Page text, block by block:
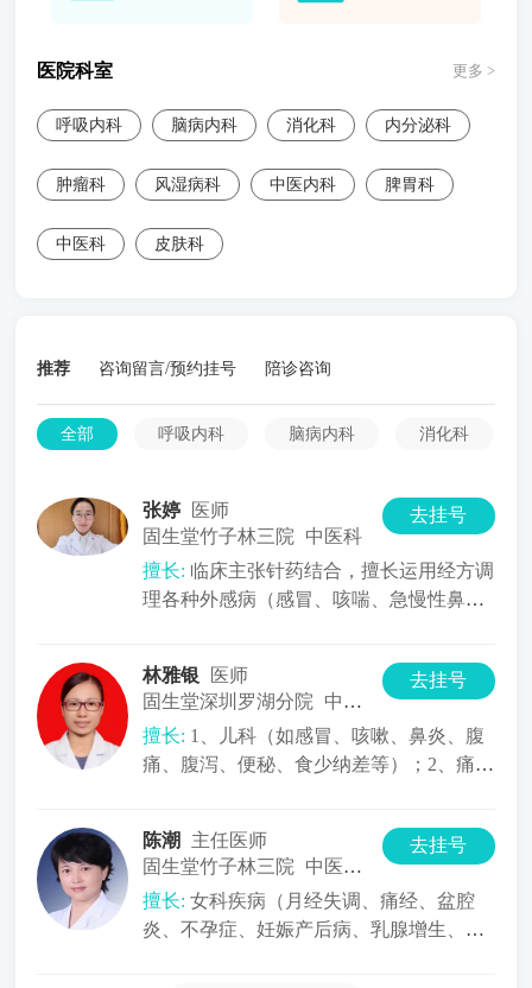
医院科室 更多 >
呼吸内科 脑病内科 消化科 内分泌科
肿瘤科 风湿病科 中医内科 脾胃科
中医科 皮肤科
推荐 咨询留言/预约挂号 陪诊咨询
全部 呼吸内科 脑病内科 消化科
张婷
医师
固生堂竹子林三院
中医科
去挂号
擅长: 临床主张针药结合，擅长运用经方调
理各种外感病（感冒、咳喘、急慢性鼻
林雅银
医师
固生堂深圳罗湖分院
中医内科
去挂号
擅长: 1、儿科（如感冒、咳嗽、鼻炎、腹
痛、腹泻、便秘、食少纳差等）；2、痛证
陈潮
主任医师
固生堂竹子林三院
中医内科
去挂号
擅长: 女科疾病（月经失调、痛经、盆腔
炎、不孕症、妊娠产后病、乳腺增生、围